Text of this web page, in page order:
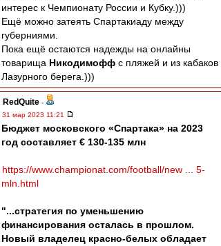
интерес к Чемпионату России и Кубку.)))
Ещё можно затеять Спартакиаду между
губерниями.
Пока ещё остаются надежды на онлайны
товарища Никодимофф с пляжей и из кабаков
Лазурного берега.)))
RedQuite -
31 мар 2023 11:21
Бюджет московского «Спартака» на 2023
год составляет € 130-135 млн
https://www.championat.com/football/new ... 5-
mln.html
"...стратегия по уменьшению
финансирования осталась в прошлом.
Новый владелец красно-белых обладает